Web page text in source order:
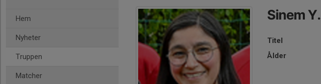
Hem
Nyheter
Truppen
Matcher
Sinem Y.
Titel
Ålder